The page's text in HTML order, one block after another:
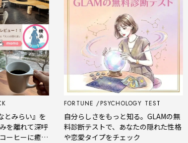
らい』を
れて深呼
ーに癒や
FORTUNE PSYCHOLOGY TEST
自分らしさをもっと知る。GLAMの無
料診断テストで、あなたの隠れた性格
や恋愛タイプをチェック